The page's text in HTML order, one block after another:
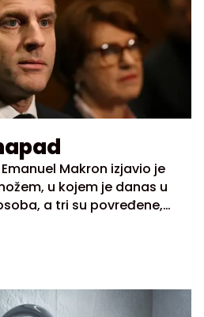
Makron izjavio je
u kojem je danas u
a tri su povređene,